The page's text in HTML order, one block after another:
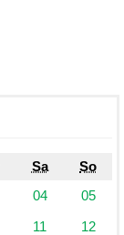
Sa
So
04
05
11
12